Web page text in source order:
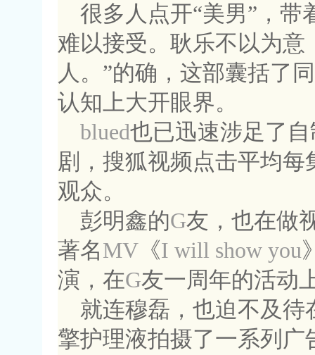
很多人点开“美男”，
难以接受。耿乐不以为
人。”的确，这部囊括了
认知上大开眼界。
blued也已迅速涉足了
剧，搜狐视频点击平均
观众。
彭明鑫的G友，也在做
著名MV《I will show you
演，在G友一周年的活动
就连穆磊，也迫不及待
擎护理液拍摄了一系列